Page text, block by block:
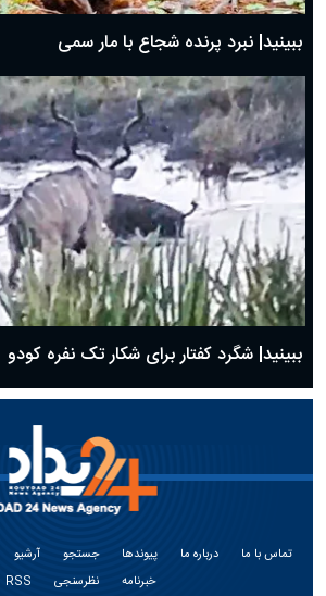
ببینید| نبرد پرنده شجاع با مار سمی
ببینید| شگرد کفتار برای شکار تک نفره کودو
تماس با ما درباره ما پیوندها جستجو آرشیو
خبرنامه
نظرسنجی RSS